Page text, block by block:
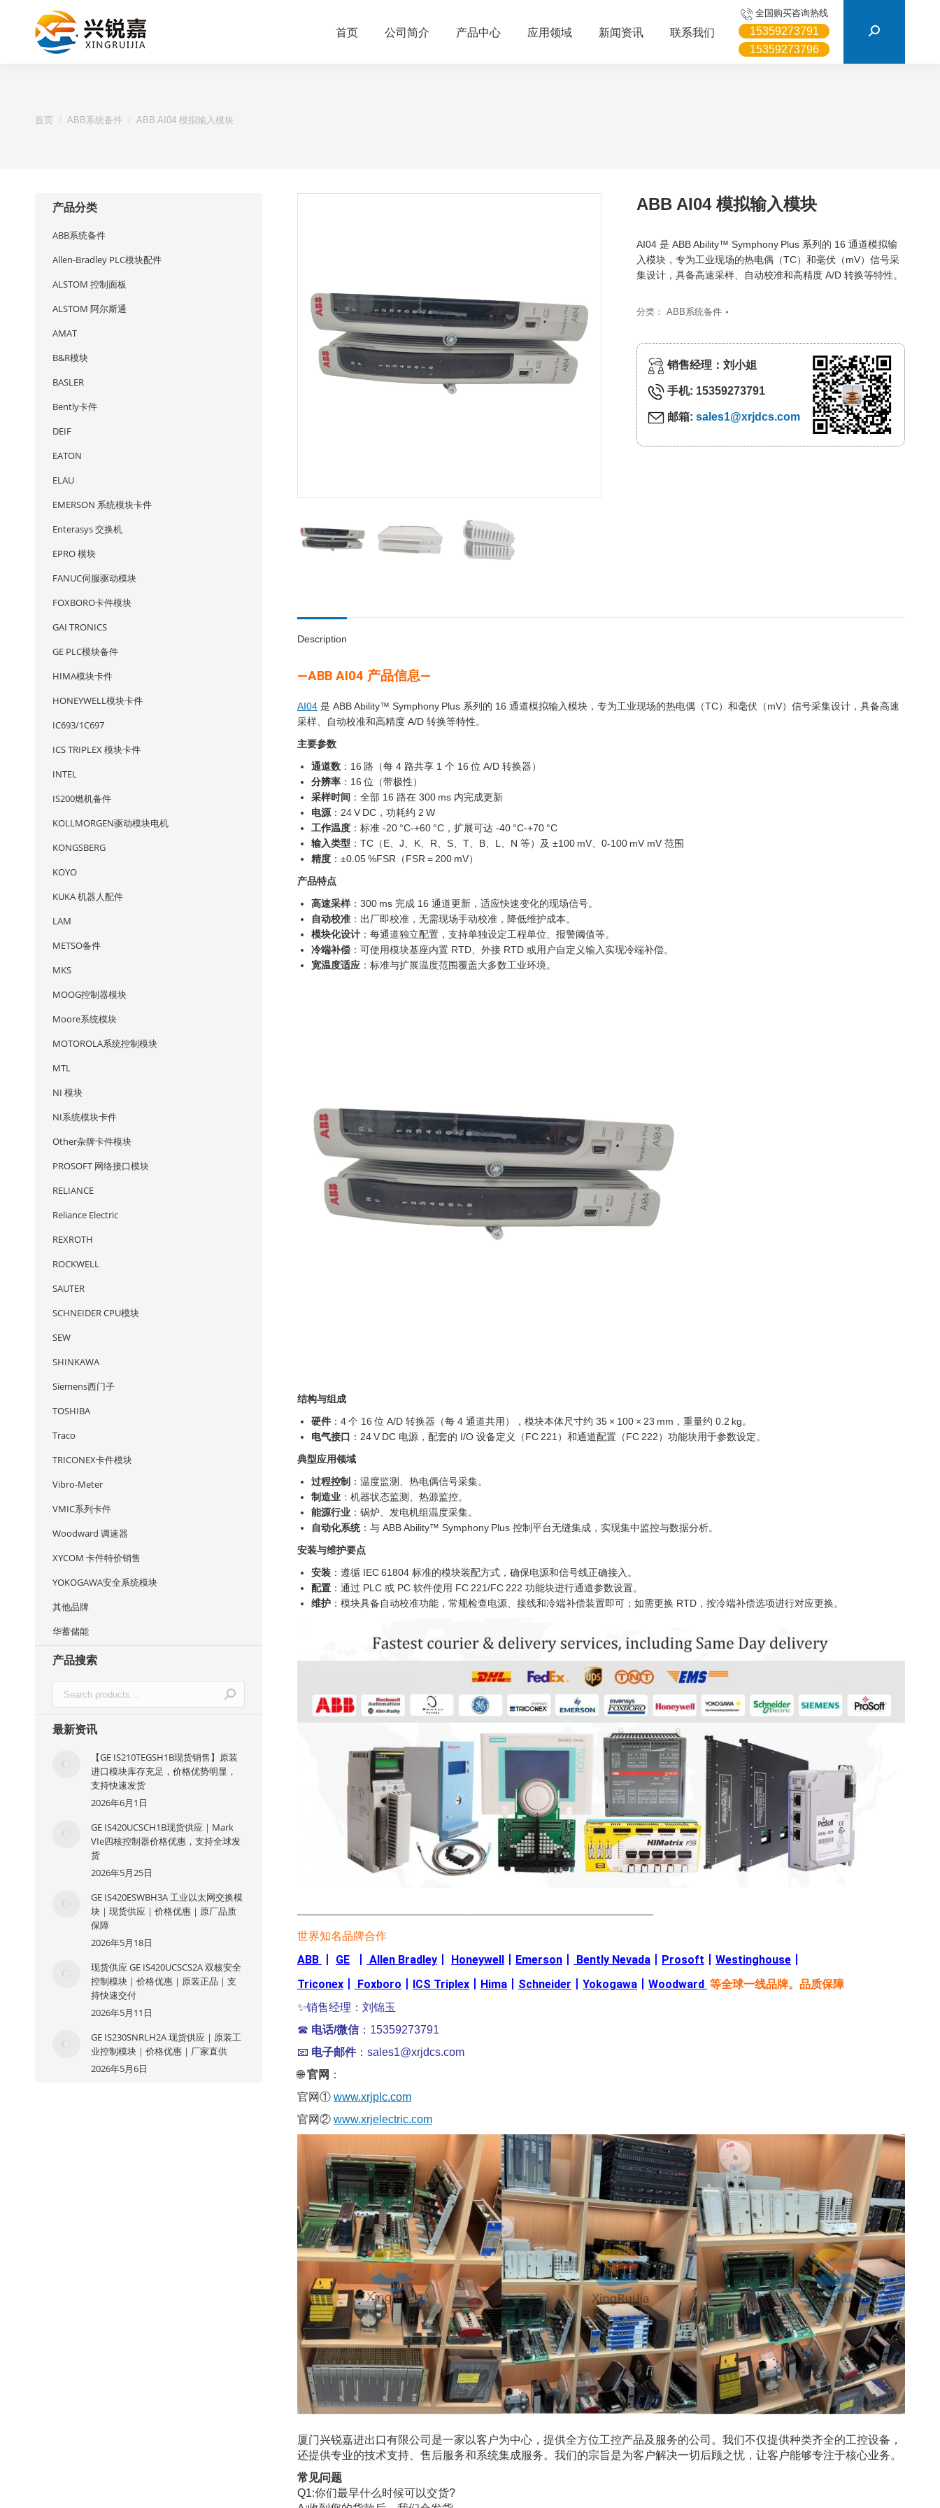
首页 公司简介 产品中心 应用领域 新闻资讯 联系我们
全国购买咨询热线
15359273791
15359273796
首页 ABB系统备件 ABB AI04 模拟输入模块
ABB AI04 模拟输入模块
AI04 是 ABB Ability™ Symphony Plus 系列的 16 通道模拟输
入模块，专为工业现场的热电偶（TC）和毫伏（mV）信号采
集设计，具备高速采样、自动校准和高精度 A/D 转换等特性。
分类： ABB系统备件
销售经理：刘小姐
手机: 15359273791
邮箱: sales1@xrjdcs.com
Description
—ABB AI04 产品信息—
AI04 是 ABB Ability™ Symphony Plus 系列的 16 通道模拟输入模块，专为工业现场的热电偶（TC）和毫伏（mV）信号采集设计，具备高速
采样、自动校准和高精度 A/D 转换等特性。
主要参数
通道数 ：16 路（每 4 路共享 1 个 16 位 A/D 转换器）
分辨率 ：16 位（带极性）
采样时间 ：全部 16 路在 300 ms 内完成更新
电源 ：24 V DC，功耗约 2 W
工作温度 ：标准 -20 °C-+60 °C，扩展可达 -40 °C-+70 °C
输入类型 ：TC（E、J、K、R、S、T、B、L、N 等）及 ±100 mV、0-100 mV mV 范围
精度 ：±0.05 %FSR（FSR = 200 mV）
产品特点
高速采样：300 ms 完成 16 通道更新，适应快速变化的现场信号。
自动校准 ：出厂即校准，无需现场手动校准，降低维护成本。
模块化设计 ：每通道独立配置，支持单独设定工程单位、报警阈值等。
冷端补偿 ：可使用模块基座内置 RTD、外接 RTD 或用户自定义输入实现冷端补偿。
宽温度适应 ：标准与扩展温度范围覆盖大多数工业环境。
结构与组成
硬件 ：4 个 16 位 A/D 转换器（每 4 通道共用），模块本体尺寸约 35 × 100 × 23 mm，重量约 0.2 kg。
电气接口 ：24 V DC 电源，配套的 I/O 设备定义（FC 221）和通道配置（FC 222）功能块用于参数设定。
典型应用领域
过程控制 ：温度监测、热电偶信号采集。
制造业 ：机器状态监测、热源监控。
能源行业 ：锅炉、发电机组温度采集。
自动化系统：与 ABB Ability™ Symphony Plus 控制平台无缝集成，实现集中监控与数据分析。
安装与维护要点
安装 ：遵循 IEC 61804 标准的模块装配方式，确保电源和信号线正确接入。
配置 ：通过 PLC 或 PC 软件使用 FC 221/FC 222 功能块进行通道参数设置。
维护 ：模块具备自动校准功能，常规检查电源、接线和冷端补偿装置即可；如需更换 RTD，按冷端补偿选项进行对应更换。
—————————————————-———————————————————
世界知名品牌合作
ABB GE Allen Bradley Honeywell Emerson Bently Nevada Prosoft Westinghouse
Triconex
Foxboro ICS Triplex Hima Schneider Yokogawa Woodward 等全球一线品牌。品质保障
✨销售经理：刘锦玉
☎ 电话/微信：15359273791
📧 电子邮件：sales1@xrjdcs.com
🌐官网 ：
官网① www.xrjplc.com
官网② www.xrjelectric.com
厦门兴锐嘉进出口有限公司是一家以客户为中心，提供全方位工控产品及服务的公司。我们不仅提供种类齐全的工控设备，
还提供专业的技术支持、售后服务和系统集成服务。我们的宗旨是为客户解决一切后顾之忧，让客户能够专注于核心业务。
常见问题
Q1:你们最早什么时候可以交货?
产品分类
ABB系统备件
Allen-Bradley PLC模块配件
ALSTOM 控制面板
ALSTOM 阿尔斯通
AMAT
B&R模块
BASLER
Bently卡件
DEIF
EATON
ELAU
EMERSON 系统模块卡件
Enterasys 交换机
EPRO 模块
FANUC伺服驱动模块
FOXBORO卡件模块
GAI TRONICS
GE PLC模块备件
HIMA模块卡件
HONEYWELL模块卡件
IC693/1C697
ICS TRIPLEX 模块卡件
INTEL
IS200燃机备件
KOLLMORGEN驱动模块电机
KONGSBERG
KOYO
KUKA 机器人配件
LAM
METSO备件
MKS
MOOG控制器模块
Moore系统模块
MOTOROLA系统控制模块
MTL
NI 模块
NI系统模块卡件
Other杂牌卡件模块
PROSOFT 网络接口模块
RELIANCE
Reliance Electric
REXROTH
ROCKWELL
SAUTER
SCHNEIDER CPU模块
SEW
SHINKAWA
Siemens西门子
TOSHIBA
Traco
TRICONEX卡件模块
Vibro-Meter
VMIC系列卡件
Woodward 调速器
XYCOM 卡件特价销售
YOKOGAWA安全系统模块
其他品牌
华蓄储能
产品搜索
最新资讯
【GE IS210TEGSH1B现货销售】原装
进口模块库存充足，价格优势明显，
支持快速发货
2026年6月1日
GE IS420UCSCH1B现货供应｜Mark
VIe四核控制器价格优惠，支持全球发
货
2026年5月25日
GE IS420ESWBH3A 工业以太网交换模
块｜现货供应｜价格优惠｜原厂品质
保障
2026年5月18日
现货供应 GE IS420UCSCS2A 双核安全
控制模块｜价格优惠｜原装正品｜支
持快速交付
2026年5月11日
GE IS230SNRLH2A 现货供应｜原装工
业控制模块｜价格优惠｜厂家直供
2026年5月6日